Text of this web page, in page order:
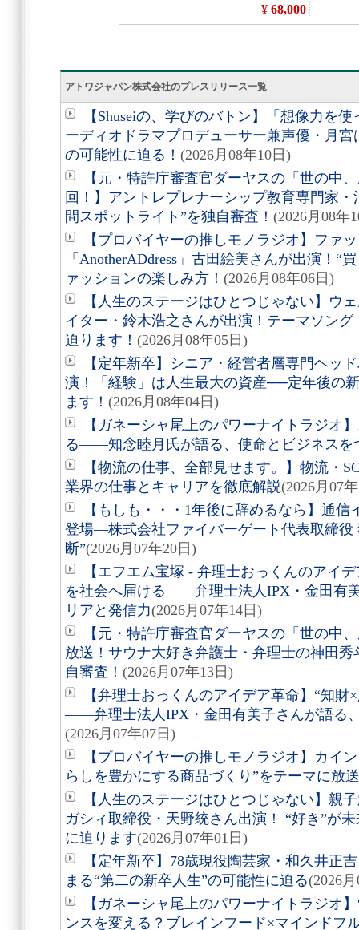
アトワジャパン株式会社のプレスリリース一覧
【Shuseiの、学びのバトン】「想像力を
ーディオドラマプロデューサー兼声優・月
の可能性に迫る！ (2026月08年10日)
【元・特許庁審査官ダーヤスの「世の中
回！】アントレプレナーシップ教育専門家
間スポットライト”を独自審査！ (2026月08年
【プロバイヤーの推しモノラジオ】ファ
「AnotherADdress」古田絵美さんが出演！“
ァッションの楽しみ方！ (2026月08年06日)
【人生のステージはひとつじゃない】ウ
イター・鈴木浩之さんが出演！テーマソン
迫ります！ (2026月08年05日)
【定年新卒】シニア・経営者層専門ヘッ
演！「経験」は人生最大の資産──定年後の
ます！ (2026月08年04日)
【ガネーシャ尾上のパワーナイトラジオ
る――知念睦月氏が語る、使命とビジネスを
【物流の仕事、全部見せます。】物流・
業界の仕事とキャリアを徹底解説(2026月07
【もしも・・・1年後に辞めるなら】通
登場―株式会社ファイバーゲート代表取締役
断”(2026月07年20日)
【エフエム宝塚 - 弁理士おっくんのアイ
を社会へ届ける――弁理士法人IPX・金田有
リアと発信力(2026月07年14日)
【元・特許庁審査官ダーヤスの「世の中
放送！サウナ大好き弁護士・弁理士の神田
自審査！ (2026月07年13日)
【弁理士おっくんのアイデア革命】“知
――弁理士法人IPX・金田有美子さんが語る
(2026月07年07日)
【プロバイヤーの推しモノラジオ】カイ
らしを豊かにする商品づくり”をテーマに放送
【人生のステージはひとつじゃない】親
ガシィ取締役・天野統さん出演！ “好き”が
に迫ります(2026月07年01日)
【定年新卒】78歳現役陶芸家・和久井正
まる“第二の新卒人生”の可能性に迫る(2026
【ガネーシャ尾上のパワーナイトラジオ
ンスを変える？ブレインフード×マインドフ